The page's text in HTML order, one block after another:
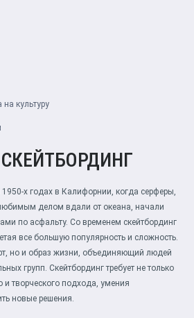
на культуру
х годах в Калифорнии, когда серферы,
делом вдали от океана, начали
по асфальту. Со временем скейтбординг
все большую популярность и сложность.
но и образ жизни, объединяющий людей
групп. Скейтбординг требует не только
и творческого подхода, умения
новые решения.